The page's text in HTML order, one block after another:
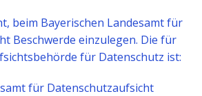
beim Bayerischen Landesamt für
Beschwerde einzulegen. Die für
für Datenschutz ist:
für Datenschutzaufsicht